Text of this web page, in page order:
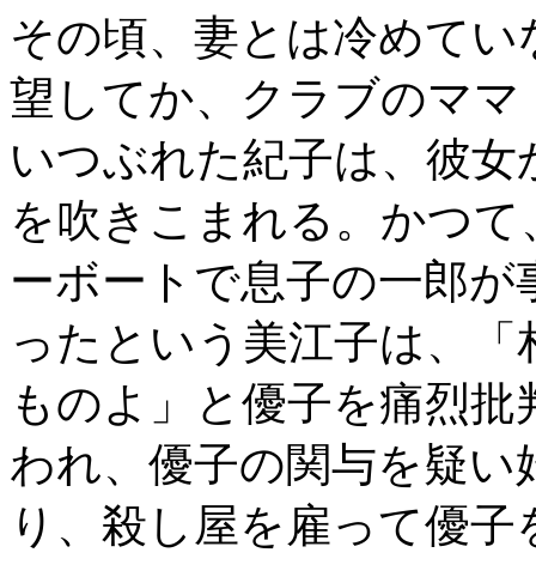
その頃、妻とは冷めて
望してか、クラブのマ
いつぶれた紀子は、彼
を吹きこまれる。かつ
ーボートで息子の一郎
ったという美江子は、
ものよ」と優子を痛烈
われ、優子の関与を疑
り、殺し屋を雇って優